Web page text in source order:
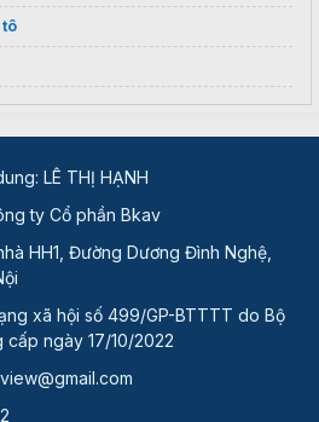
LÊ THỊ HẠNH
ty Cổ phần Bkav
HH1, Đường Dương Đình Nghệ,
xã hội số 499/GP-BTTTT do Bộ
ngày 17/10/2022